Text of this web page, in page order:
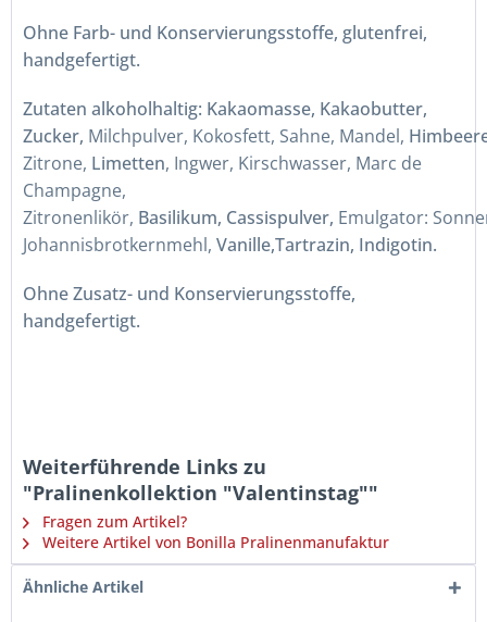
Ohne Farb- und Konservierungsstoffe, glutenfrei,
handgefertigt.
Zutaten alkoholhaltig: Kakaomasse, Kakaobutter,
Zucker, Milchpulver, Kokosfett, Sahne, Mandel,
Zitrone, Limetten, Ingwer, Kirschwasser, Marc de
Champagne,
Zitronenlikör, Basilikum, Cassispulver, Emulgator:
Johannisbrotkernmehl, Vanille,Tartrazin, Indigotin.
Ohne Zusatz- und Konservierungsstoffe,
handgefertigt.
Weiterführende Links zu
"Pralinenkollektion "Valentinstag""
Fragen zum Artikel?
Weitere Artikel von Bonilla Pralinenmanufaktur
Ähnliche Artikel